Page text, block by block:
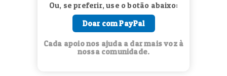
Ou, se preferir, use o botão abaixo:
Doar com PayPal
Cada apoio nos ajuda a dar mais voz à
nossa comunidade.